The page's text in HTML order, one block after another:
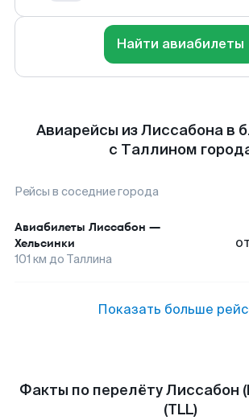
Найти авиабилеты
Авиарейсы из Лиссабона в
с Таллином
Рейсы в соседние города
Авиабилеты Лиссабон —
Хельсинки
101 км до Таллина
от
Показать больше
Факты по перелёту Лиссабон
(TLL)